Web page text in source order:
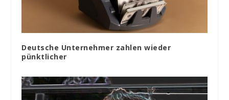
Deutsche Unternehmer zahlen wieder
pünktlicher